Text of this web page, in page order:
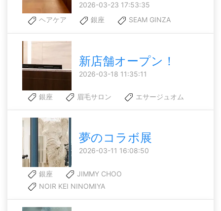
2026-03-23 17:53:35
ヘアケア
銀座 SEAM GINZA
新店舗オープン！
2026-03-18 11:35:11
銀座 眉毛サロン エサージュオム
夢のコラボ展
2026-03-11 16:08:50
銀座
JIMMY CHOO
NOIR KEI NINOMIYA